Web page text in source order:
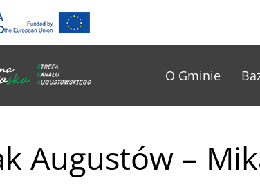
Menu
O Gminie
Augustów –